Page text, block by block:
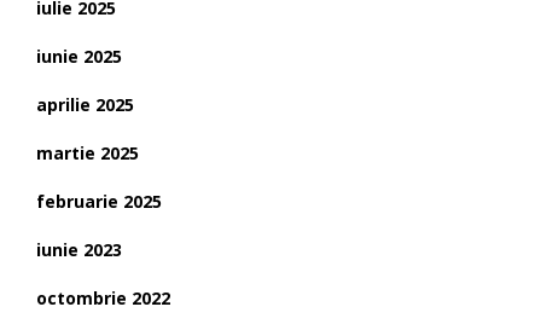
iulie 2025
iunie 2025
aprilie 2025
martie 2025
februarie 2025
iunie 2023
octombrie 2022